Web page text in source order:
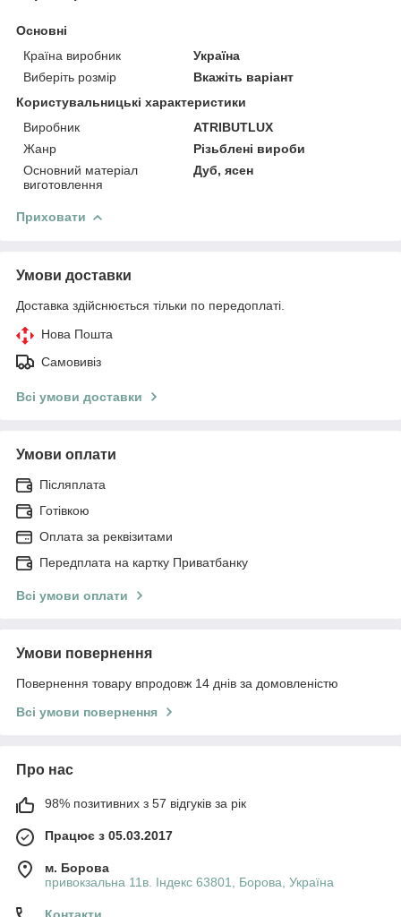
Основні
Країна виробник
Україна
Виберіть розмір
Вкажіть варіант
Користувальницькі характеристики
Виробник
ATRIBUTLUX
Жанр
Різьблені вироби
Основний матеріал
виготовлення
Дуб, ясен
Приховати
Умови доставки
Доставка здійснюється тільки по передоплаті.
Нова Пошта
Самовивіз
Всі умови доставки
Умови оплати
Післяплата
Готівкою
Оплата за реквізитами
Передплата на картку Приватбанку
Всі умови оплати
Умови повернення
Повернення товару впродовж 14 днів за домовленістю
Всі умови повернення
Про нас
98% позитивних з 57 відгуків за рік
Працює з 05.03.2017
м. Борова
привокзальна 11в. Індекс 63801, Борова, Україна